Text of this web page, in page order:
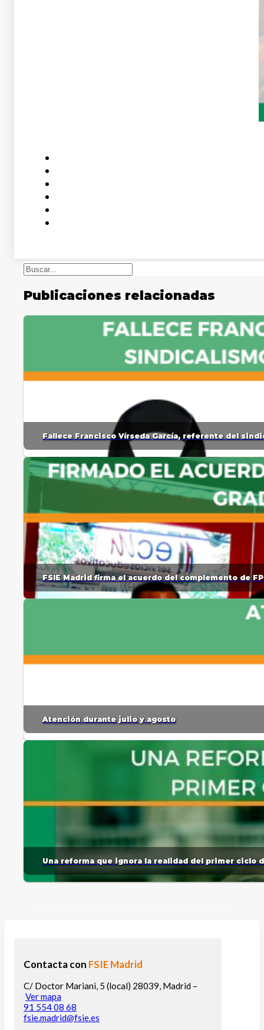
Buscar
Publicaciones relacionadas
Fallece Francisco Vírseda García, referente del
FSIE Madrid firma el acuerdo del complemento de
Atención durante julio y agosto
Una reforma que ignora la realidad del primer ciclo
Contacta con FSIE Madrid
C/ Doctor Mariani, 5 (local) 28039, Madrid –
Ver mapa
91 554 08 68
fsie.madrid@fsie.es